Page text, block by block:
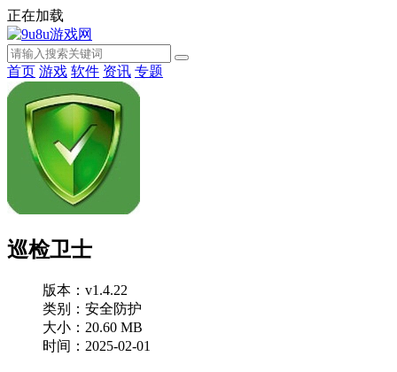
正在加载
首页 游戏 软件 资讯 专题
巡检卫士
版本：v1.4.22
类别：安全防护
大小：20.60 MB
时间：2025-02-01